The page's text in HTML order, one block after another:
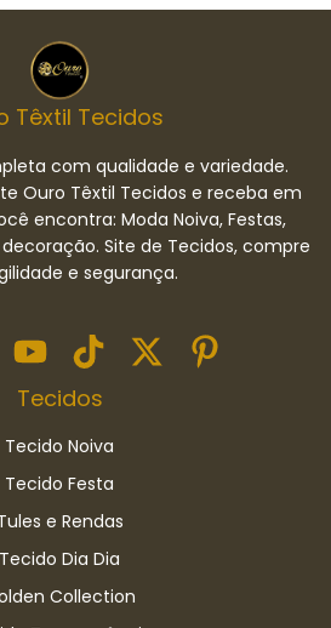
Têxtil Tecidos
com qualidade e variedade.
Ouro Têxtil Tecidos e receba em
encontra: Moda Noiva, Festas,
Site de Tecidos, compre
e segurança.
Tecidos
Tecido Noiva
Tecido Festa
e Rendas
Tecido Dia Dia
Collection